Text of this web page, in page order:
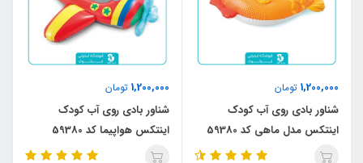
1,200,000 تومان
شناور بادی روی آب کودک
اینتکس مدل ماهی کد 59380
1,200,000 تومان
شناور بادی روی آب کودک
اینتکس هواپیما کد 59380